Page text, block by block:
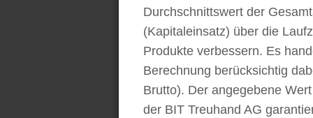
Durchschnittswert der
(Kapitaleinsatz) über die
Produkte verbessern. Es
Berechnung berücksichtig
Brutto). Der angegebene
der BIT Treuhand AG